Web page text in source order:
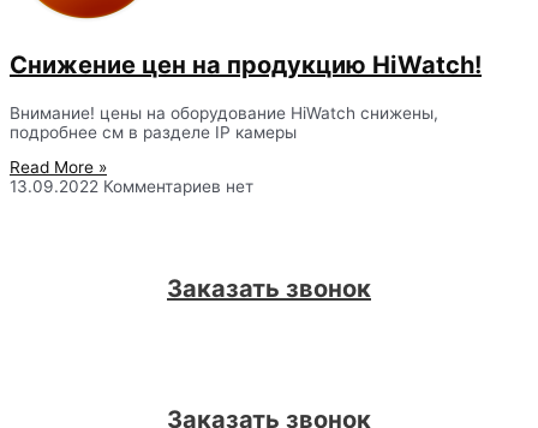
Снижение цен на продукцию HiWatch!
Внимание! цены на оборудование HiWatch снижены,
подробнее см в разделе IP камеры
Read More »
13.09.2022 Комментариев нет
Заказать звонок
Заказать звонок